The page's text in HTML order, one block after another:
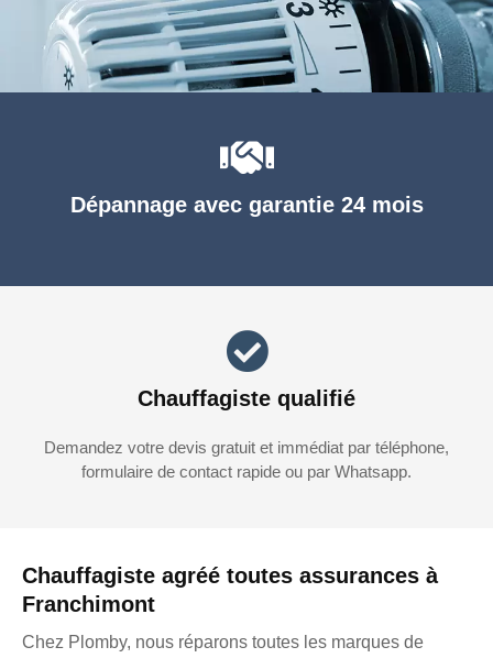
Chauffagiste agréé toutes assurances à
Franchimont
Chez Plomby, nous réparons toutes les marques de
Dépannage avec garantie 24 mois
Chauffagiste qualifié
Demandez votre devis gratuit et immédiat par téléphone,
formulaire de contact rapide ou par Whatsapp.